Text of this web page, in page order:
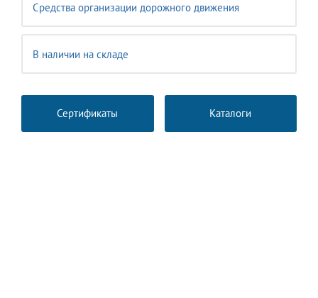
Средства организации дорожного движения
В наличии на складе
Сертификаты Каталоги